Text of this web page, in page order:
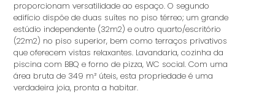
proporcionam versatilidade ao espaço. O segundo
edifício dispõe de duas suítes no piso térreo; um grande
estúdio independente (32m2) e outro quarto/escritório
(22m2) no piso superior, bem como terraços privativos
que oferecem vistas relaxantes. Lavandaria, cozinha da
piscina com BBQ e forno de pizza, WC social. Com uma
área bruta de 349 m² úteis, esta propriedade é uma
verdadeira joia, pronta a habitar.